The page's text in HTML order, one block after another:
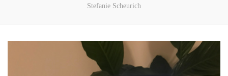
Stefanie Scheurich